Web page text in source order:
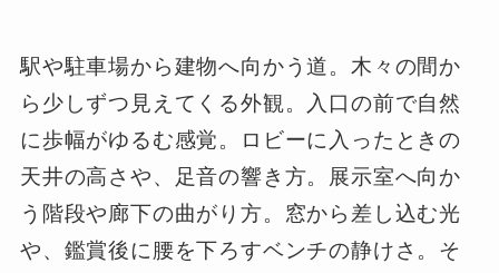
駅や駐車場から建物へ向かう道。木々の間か
ら少しずつ見えてくる外観。入口の前で自然
に歩幅がゆるむ感覚。ロビーに入ったときの
天井の高さや、足音の響き方。展示室へ向か
う階段や廊下の曲がり方。窓から差し込む光
や、鑑賞後に腰を下ろすベンチの静けさ。そ